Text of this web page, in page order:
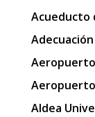
Acueducto
Aeropuerto
Aldea